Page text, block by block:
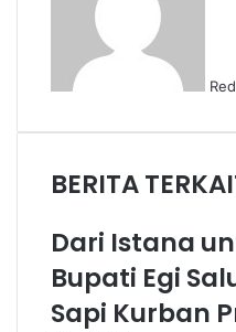
BERITA
Dari Istana
Bupati Egi
Sapi Kurban